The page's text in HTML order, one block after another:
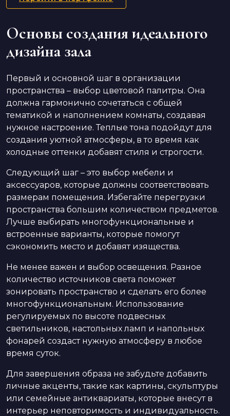
Основы создания идеального
дизайна зала
Первый и основной шаг в организации
пространства – выбор цветовой палитры. Она
должна гармонично сочетаться с общей
тематикой и наполнением комнаты, создавая
нужное настроение. Теплые тона подойдут для
создания уютной атмосферы, в то время как
холодные оттенки добавят стиля и строгости.
Следующий шаг – это выбор мебели и
аксессуаров, которые должны соответствовать
размерам помещения. Избегайте перегрузки
пространства большим количеством предметов.
Лучше выбирать многофункциональные и
встроенные варианты, которые помогут
сэкономить место и добавят изящества.
Не менее важен и выбор освещения. Разное
количество источников света поможет
зонировать пространство и сделать его более
многофункциональным. Использование
регулируемых по высоте подвесных
светильников, настольных ламп и напольных
фонарей создаст нужную атмосферу в любое
время суток.
Для завершения образа не забудьте добавить
личные акценты, такие как картины, скульптуры
или семейные антиквариаты, которые внесут в
интерьер неповторимость и индивидуальность.